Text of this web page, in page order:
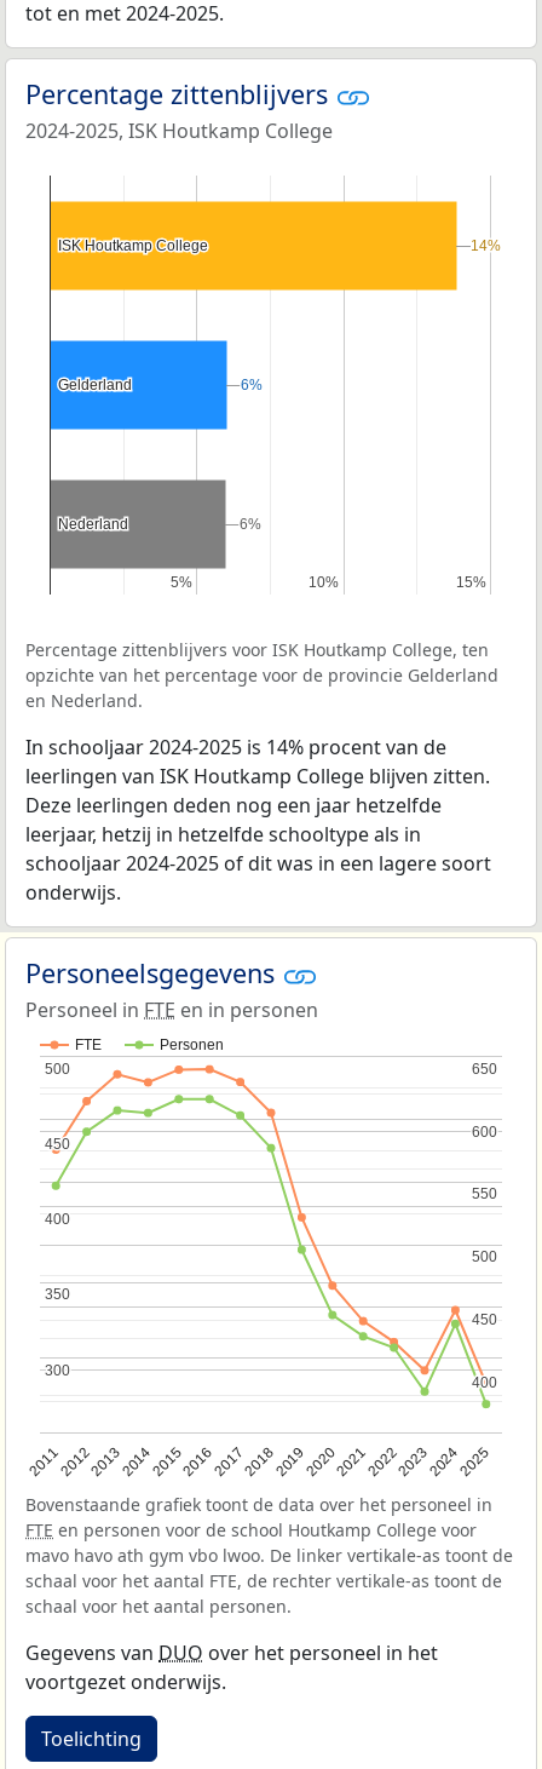
tot en met 2024-2025.
Percentage zittenblijvers
2024-2025, ISK Houtkamp College
5%
5% 10%
10% 15%
15%
ISK Houtkamp College
ISK Houtkamp College
Gelderland
Gelderland
Nederland
Nederland
14%
14%
6%
6%
6%
6%
Percentage zittenblijvers voor ISK Houtkamp College, ten
opzichte van het percentage voor de provincie Gelderland
en Nederland.
In schooljaar 2024-2025 is 14% procent van de
leerlingen van ISK Houtkamp College blijven zitten.
Deze leerlingen deden nog een jaar hetzelfde
leerjaar, hetzij in hetzelfde schooltype als in
schooljaar 2024-2025 of dit was in een lagere soort
onderwijs.
Personeelsgegevens
Personeel in FTE en in personen
FTE Personen
201120122013201420152016201720182019202020212022202320242025
300
300
350
350
400
400
450
450
500
500
400
400
450
450
500
500
550
550
600
600
650
650
Bovenstaande grafiek toont de data over het personeel in
FTE en personen voor de school Houtkamp College voor
mavo havo ath gym vbo lwoo. De linker vertikale-as toont de
schaal voor het aantal FTE, de rechter vertikale-as toont de
schaal voor het aantal personen.
Gegevens van DUO over het personeel in het
voortgezet onderwijs.
Toelichting